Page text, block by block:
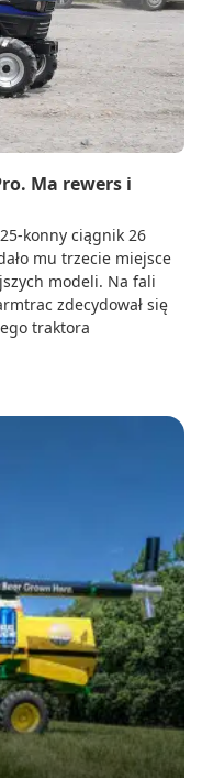
Ma rewers i
konny ciągnik 26
mu trzecie miejsce
modeli. Na fali
zdecydował się
traktora